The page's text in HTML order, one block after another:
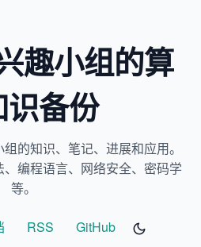
趣小组的算
备份
的知识、笔记、进展和应用。
编程语言、网络安全、密码学
等。
RSS GitHub